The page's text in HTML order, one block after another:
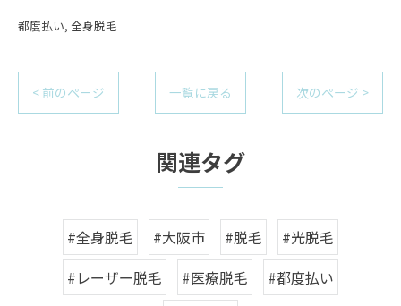
都度払い 全身脱毛
< 前のページ 一覧に戻る 次のページ >
関連タグ
#全身脱毛 #大阪市 #脱毛
#光脱毛
#レーザー脱毛
#医療脱毛
#都度払い